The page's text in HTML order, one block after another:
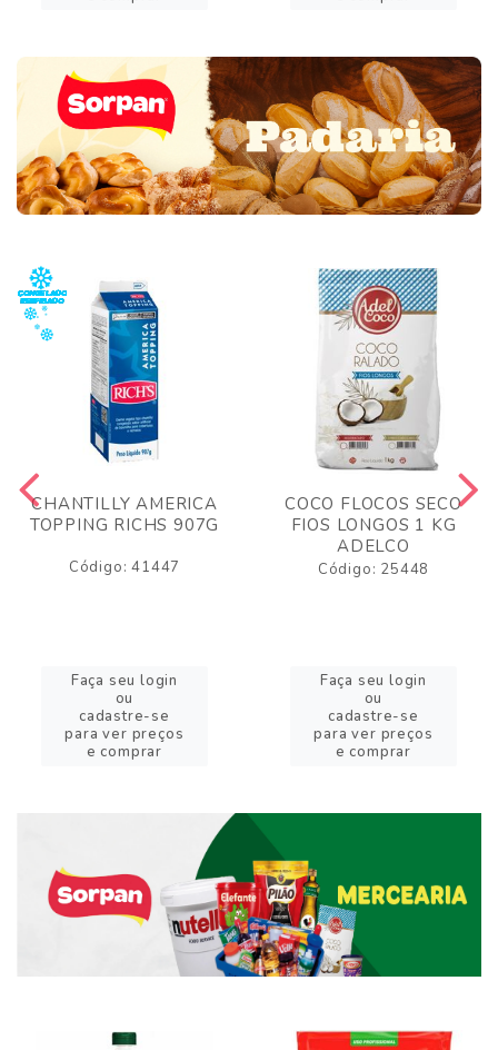
CHANTILLY AMERICA
TOPPING RICHS 907G
Código: 41447
Faça seu login
ou
cadastre-se
para ver preços
e comprar
COCO FLOCOS SECO
FIOS LONGOS 1 KG
ADELCO
Código: 25448
Faça seu login
ou
cadastre-se
para ver preços
e comprar